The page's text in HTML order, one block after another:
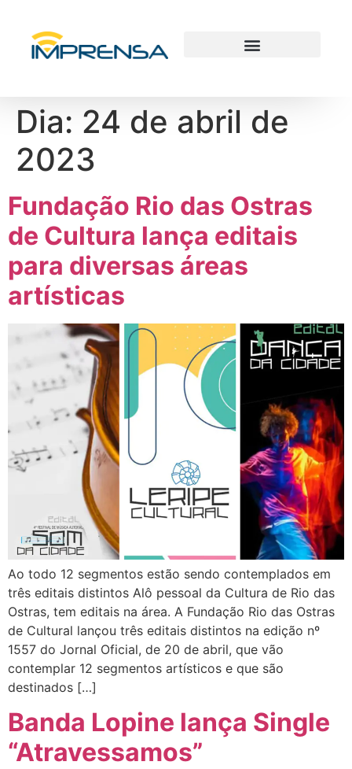
Dia: 24 de abril de
2023
Fundação Rio das Ostras
de Cultura lança editais
para diversas áreas
artísticas
Ao todo 12 segmentos estão sendo contemplados em
três editais distintos Alô pessoal da Cultura de Rio das
Ostras, tem editais na área. A Fundação Rio das Ostras
de Cultural lançou três editais distintos na edição nº
1557 do Jornal Oficial, de 20 de abril, que vão
contemplar 12 segmentos artísticos e que são
destinados […]
Banda Lopine lança Single
“Atravessamos”